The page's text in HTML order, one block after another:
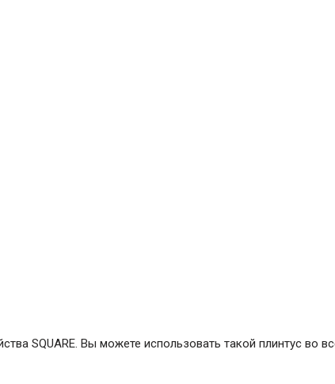
SQUARE. Вы можете использовать такой плинтус во